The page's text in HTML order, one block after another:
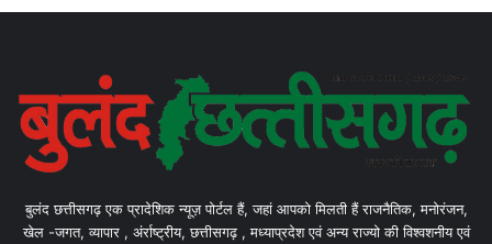
बुलंद छत्तीसगढ़ एक प्रादेशिक न्यूज़ पोर्टल हैं, जहां आपको मिलती हैं राजनैतिक, मनोरंजन,
खेल -जगत, व्यापार , अंर्राष्ट्रीय, छत्तीसगढ़ , मध्याप्रदेश एवं अन्य राज्यो की विश्वशनीय एवं